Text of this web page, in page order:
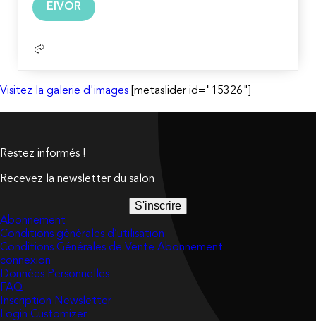
EIVOR
Visitez la galerie d'images [metaslider id="15326"]
Restez informés !
Recevez la newsletter du salon
S'inscrire
Abonnement
Conditions générales d’utilisation
Conditions Générales de Vente Abonnement
connexion
Données Personnelles
FAQ
Inscription Newsletter
Login Customizer